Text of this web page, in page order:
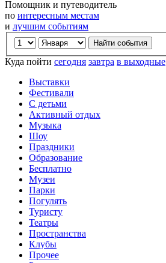
Помощник и путеводитель
по интересным местам
и лучшим событиям
Куда пойти сегодня завтра в выходные
Выставки
Фестивали
С детьми
Активный отдых
Музыка
Шоу
Праздники
Образование
Бесплатно
Музеи
Парки
Погулять
Туристу
Театры
Пространства
Клубы
Прочее